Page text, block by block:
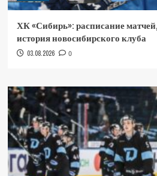
ХК «Сибирь»: расписание
история новосибирского клуба
03.08.2026 0